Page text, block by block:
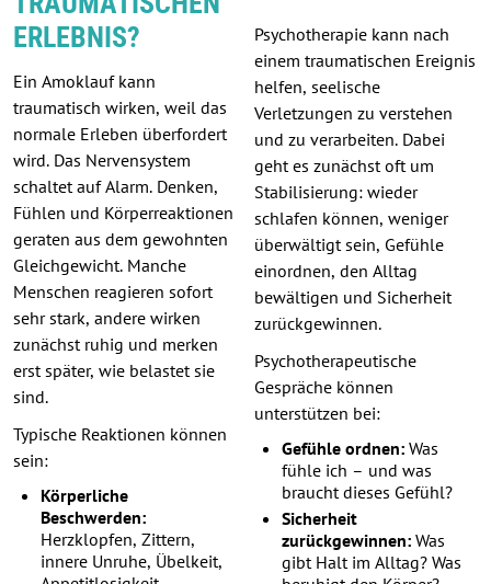
ERLEBNIS?
Ein Amoklauf kann
traumatisch wirken, weil das
normale Erleben überfordert
wird. Das Nervensystem
schaltet auf Alarm. Denken,
Fühlen und Körperreaktionen
geraten aus dem gewohnten
Gleichgewicht. Manche
Menschen reagieren sofort
sehr stark, andere wirken
zunächst ruhig und merken
erst später, wie belastet sie
sind.
Typische Reaktionen können
sein:
Körperliche
Beschwerden:
Herzklopfen, Zittern,
innere Unruhe, Übelkeit,
Psychotherapie kann nach
einem traumatischen Ereignis
helfen, seelische
Verletzungen zu verstehen
und zu verarbeiten. Dabei
geht es zunächst oft um
Stabilisierung: wieder
schlafen können, weniger
überwältigt sein, Gefühle
einordnen, den Alltag
bewältigen und Sicherheit
zurückgewinnen.
Psychotherapeutische
Gespräche können
unterstützen bei:
Gefühle ordnen: Was
fühle ich – und was
braucht dieses Gefühl?
Sicherheit
zurückgewinnen: Was
gibt Halt im Alltag? Was